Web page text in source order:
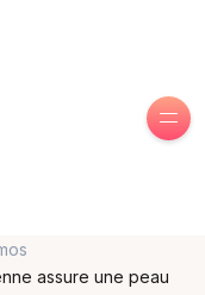
assure une peau